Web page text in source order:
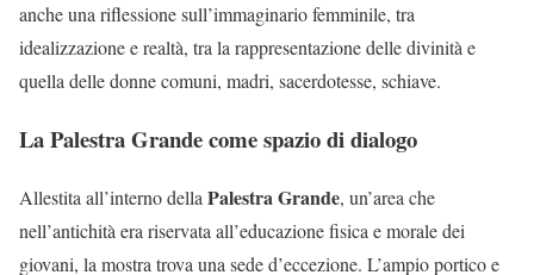
anche una riflessione sull’immaginario femminile, tra
idealizzazione e realtà, tra la rappresentazione delle divinità e
quella delle donne comuni, madri, sacerdotesse, schiave.
La Palestra Grande come spazio di dialogo
Allestita all’interno della Palestra Grande, un’area che
nell’antichità era riservata all’educazione fisica e morale dei
giovani, la mostra trova una sede d’eccezione. L’ampio portico e